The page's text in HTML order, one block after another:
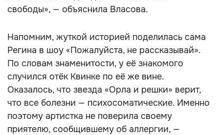
свободы», — объяснила Власова.
Напомним, жуткой историей поделилась сама
Регина в шоу «Пожалуйста, не рассказывай».
По словам знаменитости, у её знакомого
случился отёк Квинке по её же вине.
Оказалось, что звезда «Орла и решки» верит,
что все болезни — психосоматические. Именно
поэтому артистка не поверила своему
приятелю, сообщившему об аллергии, —